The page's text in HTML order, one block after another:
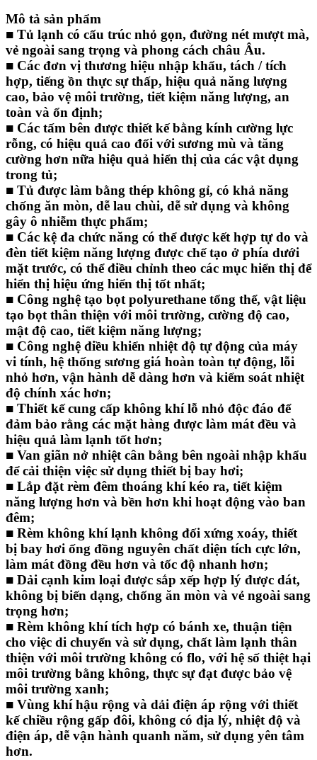
Mô tả sản phẩm
■ Tủ lạnh có cấu trúc nhỏ gọn, đường nét mượt mà,
vẻ ngoài sang trọng và phong cách châu Âu.
■ Các đơn vị thương hiệu nhập khẩu, tách / tích
hợp, tiếng ồn thực sự thấp, hiệu quả năng lượng
cao, bảo vệ môi trường, tiết kiệm năng lượng, an
toàn và ổn định;
■ Các tấm bên được thiết kế bằng kính cường lực
rỗng, có hiệu quả cao đối với sương mù và tăng
cường hơn nữa hiệu quả hiển thị của các vật dụng
trong tủ;
■ Tủ được làm bằng thép không gỉ, có khả năng
chống ăn mòn, dễ lau chùi, dễ sử dụng và không
gây ô nhiễm thực phẩm;
■ Các kệ đa chức năng có thể được kết hợp tự do và
đèn tiết kiệm năng lượng được chế tạo ở phía dưới
mặt trước, có thể điều chỉnh theo các mục hiển thị để
hiển thị hiệu ứng hiển thị tốt nhất;
■ Công nghệ tạo bọt polyurethane tổng thể, vật liệu
tạo bọt thân thiện với môi trường, cường độ cao,
mật độ cao, tiết kiệm năng lượng;
■ Công nghệ điều khiển nhiệt độ tự động của máy
vi tính, hệ thống sương giá hoàn toàn tự động, lỗi
nhỏ hơn, vận hành dễ dàng hơn và kiểm soát nhiệt
độ chính xác hơn;
■ Thiết kế cung cấp không khí lỗ nhỏ độc đáo để
đảm bảo rằng các mặt hàng được làm mát đều và
hiệu quả làm lạnh tốt hơn;
■ Van giãn nở nhiệt cân bằng bên ngoài nhập khẩu
để cải thiện việc sử dụng thiết bị bay hơi;
■ Lắp đặt rèm đêm thoáng khí kéo ra, tiết kiệm
năng lượng hơn và bền hơn khi hoạt động vào ban
đêm;
■ Rèm không khí lạnh không đối xứng xoáy, thiết
bị bay hơi ống đồng nguyên chất diện tích cực lớn,
làm mát đồng đều hơn và tốc độ nhanh hơn;
■ Dải cạnh kim loại được sắp xếp hợp lý được dát,
không bị biến dạng, chống ăn mòn và vẻ ngoài sang
trọng hơn;
■ Rèm không khí tích hợp có bánh xe, thuận tiện
cho việc di chuyển và sử dụng, chất làm lạnh thân
thiện với môi trường không có flo, với hệ số thiệt hại
môi trường bằng không, thực sự đạt được bảo vệ
môi trường xanh;
■ Vùng khí hậu rộng và dải điện áp rộng với thiết
kế chiều rộng gấp đôi, không có địa lý, nhiệt độ và
điện áp, dễ vận hành quanh năm, sử dụng yên tâm
hơn.